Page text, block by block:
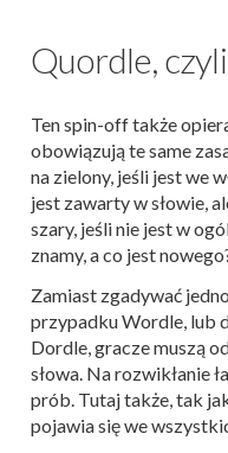
Quordle,
Ten spin-off także
obowiązują te same
na zielony, jeśli jest we
jest zawarty w słowie,
szary, jeśli nie jest w
znamy, a co jest
Zamiast zgadywać
przypadku Wordle, lub
Dordle, gracze muszą
słowa. Na rozwikłanie
prób. Tutaj także, tak
pojawia się we